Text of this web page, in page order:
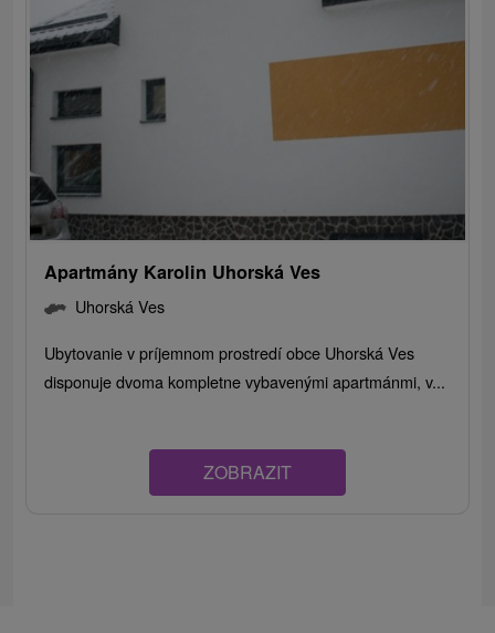
Apartmány Karolin Uhorská Ves
Uhorská Ves
Ubytovanie v príjemnom prostredí obce Uhorská Ves
disponuje dvoma kompletne vybavenými apartmánmi, v...
ZOBRAZIT